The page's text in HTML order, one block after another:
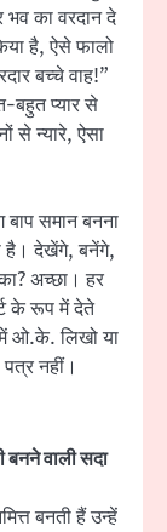
भव का वरदान दे
है, ऐसे फालो
बच्चे वाह!”
बहुत प्यार से
से न्यारे, ऐसा
समान बनना
है। देखेंगे, बनेंगे,
अच्छा। हर
के रूप में देते
ओ.के. लिखो या
नहीं।
बनने वाली सदा
बनती हैं उन्हें